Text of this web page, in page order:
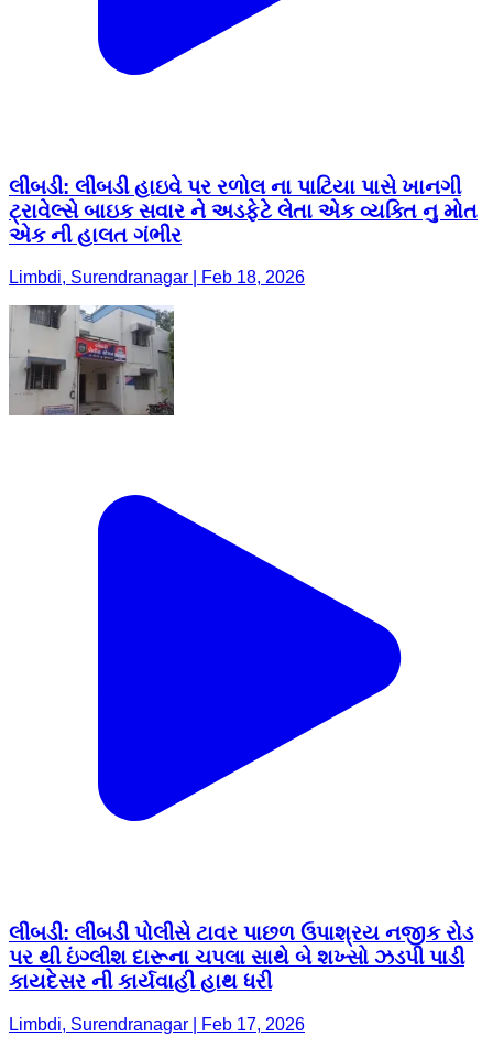
લીંબડી: લીંબડી હાઇવે પર રળોલ ના પાટિયા પાસે ખાનગી
ટ્રાવેલ્સે બાઇક સવાર ને અડફેટે લેતા એક વ્યક્તિ નુ મોત
એક ની હાલત ગંભીર
Limbdi, Surendranagar | Feb 18, 2026
લીંબડી: લીંબડી પોલીસે ટાવર પાછળ ઉપાશ્રય નજીક રોડ
પર થી ઇંગ્લીશ દારૂના ચપલા સાથે બે શખ્સો ઝડપી પાડી
કાયદેસર ની કાર્યવાહી હાથ ધરી
Limbdi, Surendranagar | Feb 17, 2026